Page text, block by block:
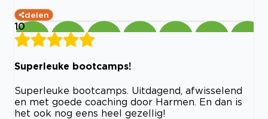
delen
10
Superleuke bootcamps!
Superleuke bootcamps. Uitdagend, afwisselend
en met goede coaching door Harmen. En dan is
het ook nog eens heel gezellig!